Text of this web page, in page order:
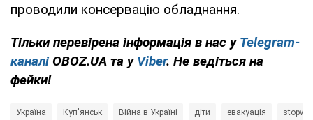
проводили консервацію обладнання.
Тільки перевірена інформація в нас у Telegram-
каналі OBOZ.UA та у Viber. Не ведіться на
фейки!
Україна Куп'янськ Війна в Україні діти евакуація stopwar